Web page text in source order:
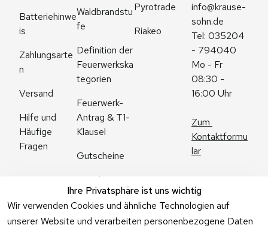
Ihre Privatsphäre ist uns wichtig
Wir verwenden Cookies und ähnliche Technologien auf
unserer Website und verarbeiten personenbezogene Daten
Batteriehinwe
is
Zahlungsarte
n
Versand
Hilfe und
Häufige
Fragen
Waldbrandstu
fe
Definition der
Feuerwerkska
tegorien
Feuerwerk-
Antrag & T1-
Klausel
Gutscheine
Angebote
Feuerwerk
Online kaufen
Pyrotrade
Riakeo
info@krause-
sohn.de
Tel: 035204
- 794040
Mo - Fr
08:30 -
16:00 Uhr
Zum
Kontaktformu
lar